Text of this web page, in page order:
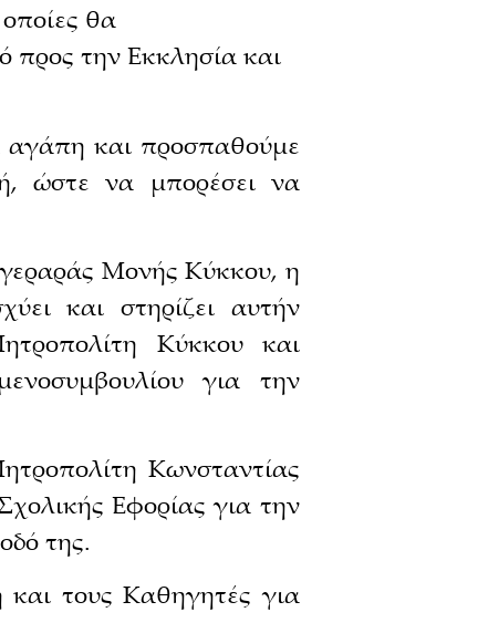
θα
προς την Εκκλησία και
αγάπη και προσπαθούμε
ώστε να μπορέσει να
Μονής Κύκκου, η
και στηρίζει αυτήν
Κύκκου και
για την
Κωνσταντίας
Εφορίας για την
της.
και τους Καθηγητές για